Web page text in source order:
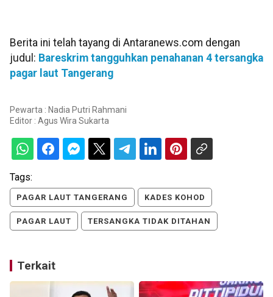
Berita ini telah tayang di Antaranews.com dengan
judul: Bareskrim tangguhkan penahanan 4 tersangka
pagar laut Tangerang
Pewarta : Nadia Putri Rahmani
Editor : Agus Wira Sukarta
Tags:
PAGAR LAUT TANGERANG KADES KOHOD
PAGAR LAUT TERSANGKA TIDAK DITAHAN
Terkait